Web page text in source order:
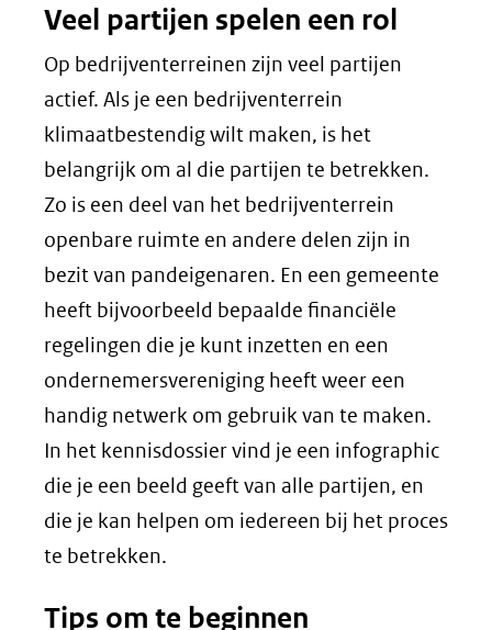
Veel partijen spelen een rol
Op bedrijventerreinen zijn veel partijen
actief. Als je een bedrijventerrein
klimaatbestendig wilt maken, is het
belangrijk om al die partijen te betrekken.
Zo is een deel van het bedrijventerrein
openbare ruimte en andere delen zijn in
bezit van pandeigenaren. En een gemeente
heeft bijvoorbeeld bepaalde financiële
regelingen die je kunt inzetten en een
ondernemersvereniging heeft weer een
handig netwerk om gebruik van te maken.
In het kennisdossier vind je een infographic
die je een beeld geeft van alle partijen, en
die je kan helpen om iedereen bij het proces
te betrekken.
Tips om te beginnen